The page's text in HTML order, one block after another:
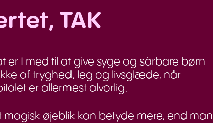
TAK
er I med til at give syge og sårbare børn
af tryghed, leg og livsglæde, når
er allermest alvorlig.
magisk øjeblik kan betyde mere, end man